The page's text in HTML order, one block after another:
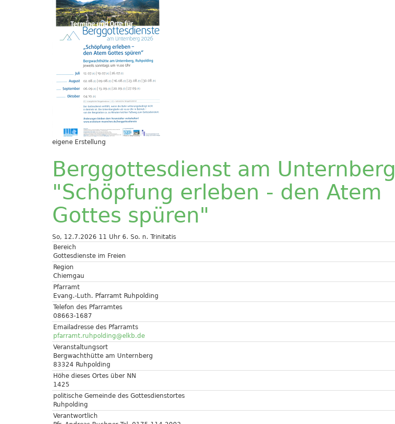
eigene Erstellung
Berggottesdienst am Unternberg
"Schöpfung erleben - den Atem
Gottes spüren"
So, 12.7.2026 11 Uhr 6. So. n. Trinitatis
Bereich
Gottesdienste im Freien
Region
Chiemgau
Pfarramt
Evang.-Luth. Pfarramt Ruhpolding
Telefon des Pfarramtes
08663-1687
Emailadresse des Pfarramts
pfarramt.ruhpolding@elkb.de
Veranstaltungsort
Bergwachthütte am Unternberg
83324 Ruhpolding
Höhe dieses Ortes über NN
1425
politische Gemeinde des Gottesdienstortes
Ruhpolding
Verantwortlich